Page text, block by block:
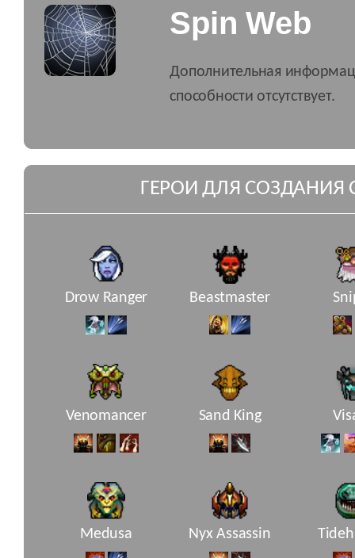
Spin Web
Дополнительная
способности отсутствует.
ГЕРОИ ДЛЯ СОЗДАНИЯ
Drow Ranger Beastmaster
Venomancer Sand King
Medusa Nyx Assassin